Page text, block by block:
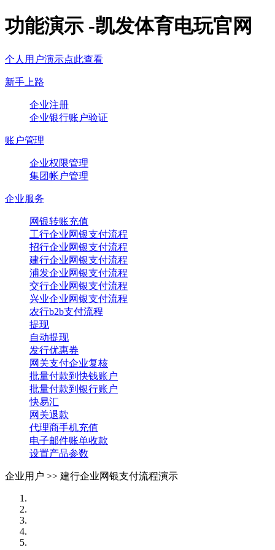
功能演示 -凯发体育电玩官网
个人用户演示点此查看
新手上路
企业注册
企业银行账户验证
账户管理
企业权限管理
集团帐户管理
企业服务
网银转账充值
工行企业网银支付流程
招行企业网银支付流程
建行企业网银支付流程
浦发企业网银支付流程
交行企业网银支付流程
兴业企业网银支付流程
农行b2b支付流程
提现
自动提现
发行优惠券
网关支付企业复核
批量付款到快钱账户
批量付款到银行账户
快易汇
网关退款
代理商手机充值
电子邮件账单收款
设置产品参数
企业用户 >> 建行企业网银支付流程演示